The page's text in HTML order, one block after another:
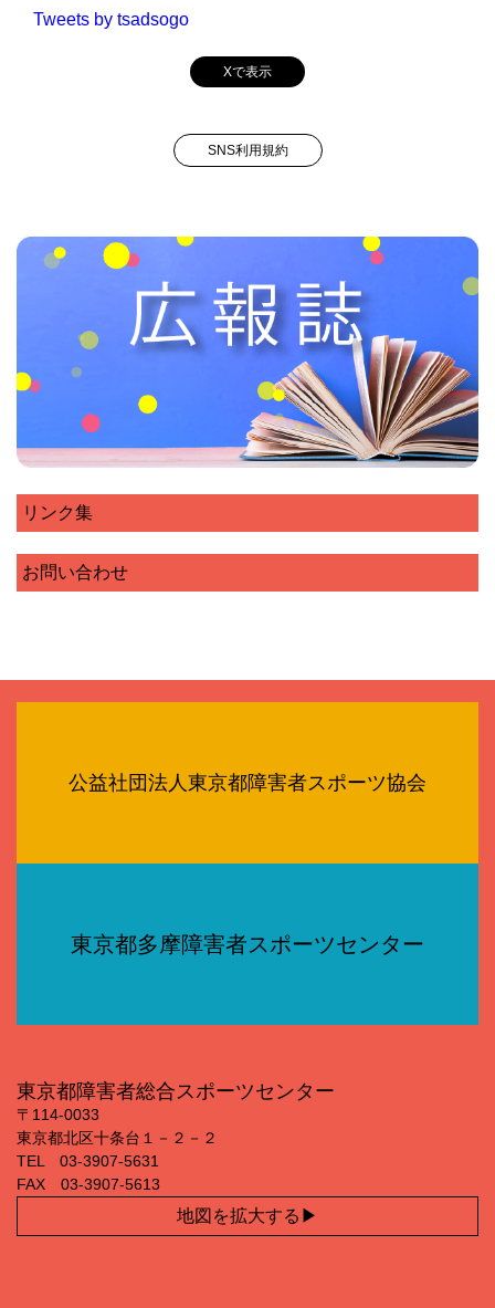
Tweets by tsadsogo
Xで表示
SNS利用規約
リンク集
お問い合わせ
公益社団法人東京都障害者スポーツ協会
東京都多摩障害者スポーツセンター
東京都障害者総合スポーツセンター
〒114‐0033
東京都北区十条台１－２－２
TEL 03‐3907‐5631
FAX 03‐3907‐5613
地図を拡大する